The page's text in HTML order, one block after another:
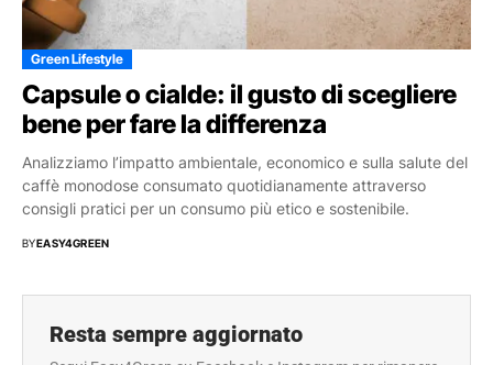
Green Lifestyle
Capsule o cialde: il gusto di scegliere
bene per fare la differenza
Analizziamo l’impatto ambientale, economico e sulla salute del
caffè monodose consumato quotidianamente attraverso
consigli pratici per un consumo più etico e sostenibile.
BYEASY4GREEN
Resta sempre aggiornato